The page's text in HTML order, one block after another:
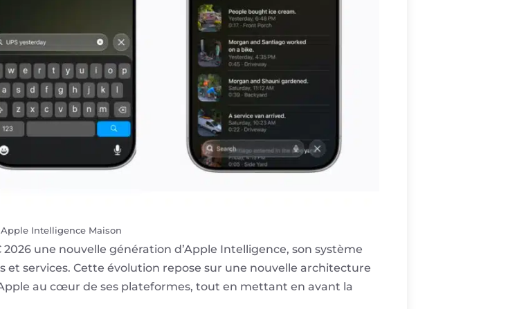
Apple Intelligence Maison
une nouvelle génération d’Apple Intelligence, son système
et services. Cette évolution repose sur une nouvelle architecture
au cœur de ses plateformes, tout en mettant en avant la